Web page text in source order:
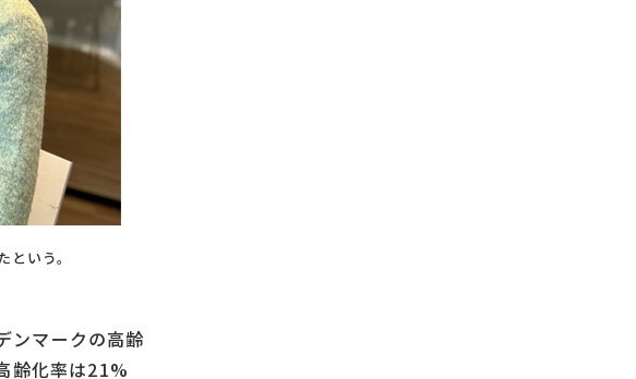
いう。
ンマークの高齢
齢化率は21%